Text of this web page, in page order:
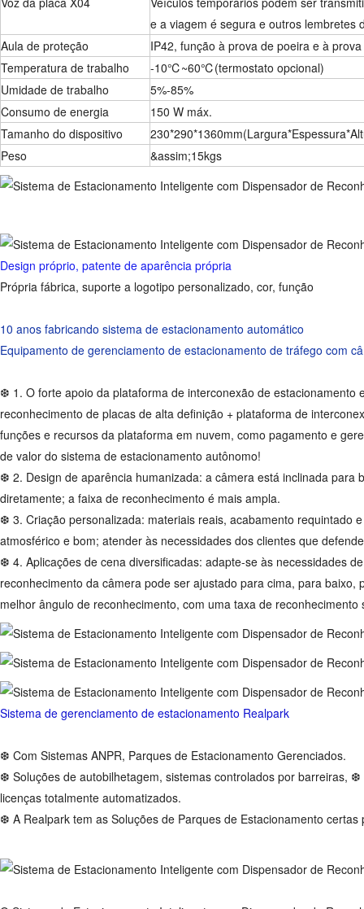
e a viagem é segura e outros lembretes
Aula de proteção
IP42, função à prova de poeira e à
Temperatura de trabalho
-10℃~60℃(termostato opcional)
Umidade de trabalho
5%-85%
Consumo de energia
150 W máx.
Tamanho do dispositivo
Peso
&assim;15kgs
Design próprio, patente de aparência própria
Própria fábrica, suporte a logotipo personalizado, cor, função
10 anos fabricando sistema de estacionamento automático
Equipamento de gerenciamento de estacionamento de tráfego com
❆ 1. O forte apoio da plataforma de interconexão de estacionamento
reconhecimento de placas de alta definição + plataforma de
funções e recursos da plataforma em nuvem, como pagamento e
de valor do sistema de estacionamento autônomo!
❆ 2. Design de aparência humanizada: a câmera está inclinada para
diretamente; a faixa de reconhecimento é mais ampla.
❆ 3. Criação personalizada: materiais reais, acabamento requintado
atmosférico e bom; atender às necessidades dos clientes que
❆ 4. Aplicações de cena diversificadas: adapte-se às necessidades
reconhecimento da câmera pode ser ajustado para cima, para
melhor ângulo de reconhecimento, com uma taxa de reconhecimento
Sistema de gerenciamento de estacionamento Realpark
❆ Com Sistemas ANPR, Parques de Estacionamento Gerenciados.
❆ Soluções de autobilhetagem, sistemas controlados por barreiras,
licenças totalmente automatizados.
❆ A Realpark tem as Soluções de Parques de Estacionamento certas